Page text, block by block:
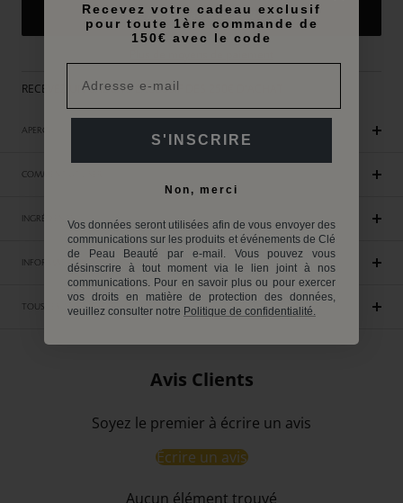
RECEVEZ UN CADEAU EXCLUSIF DES 250€ D'ACHAT
APERÇU
COMMENT UTILISER
INGRÉDIENTS
INFORMATIONS ENVIRONNEMENTALES
TOUS LES INGRÉDIENTS
Avis Clients
Soyez le premier à écrire un avis
Écrire un avis
Aucun élément trouvé
Recevez votre cadeau exclusif
pour toute 1ère commande de
150€ avec le code
S'INSCRIRE
Non, merci
Vos données seront utilisées afin de vous envoyer des
communications sur les produits et événements de Clé
de Peau Beauté par e-mail. Vous pouvez vous
désinscrire à tout moment via le lien joint à nos
communications. Pour en savoir plus ou pour exercer
vos droits en matière de protection des données,
veuillez consulter notre Politique de confidentialité.